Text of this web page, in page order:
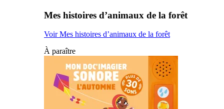
Mes histoires d’animaux de la forêt
Voir Mes histoires d’animaux de la forêt
À paraître